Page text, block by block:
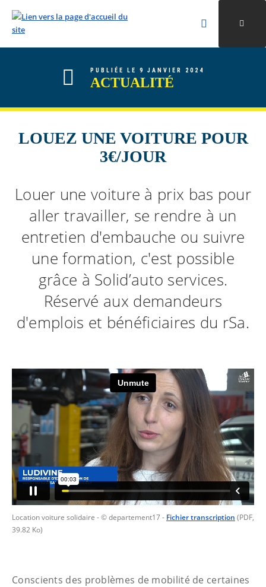
ALLER AU CONTENU
ALLER AU MENU
ALLER À LA RECHERCHE
Rechercher
Valider la
PUBLIÉE LE 9 JANVIER 2024
ACTUALITÉ
LOUEZ UNE VOITURE POUR
3€/JOUR
Louer une voiture à prix bas pour
aller travailler, se rendre à un
entretien d'embauche ou suivre
une formation, c'est possible
grâce à Solid’auto services.
Réservé aux demandeurs
d'emplois et bénéficiaires du rSa.
Location voiture solidaire - © departement17- Fichier transcription (PDF,
39.82 Ko)
Conscients des problèmes de mobilité de certaines